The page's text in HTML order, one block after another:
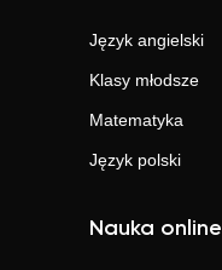
Język angielski
Klasy młodsze
Matematyka
Język polski
Nauka online